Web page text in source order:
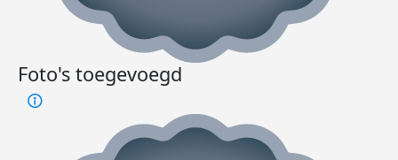
Foto's toegevoegd